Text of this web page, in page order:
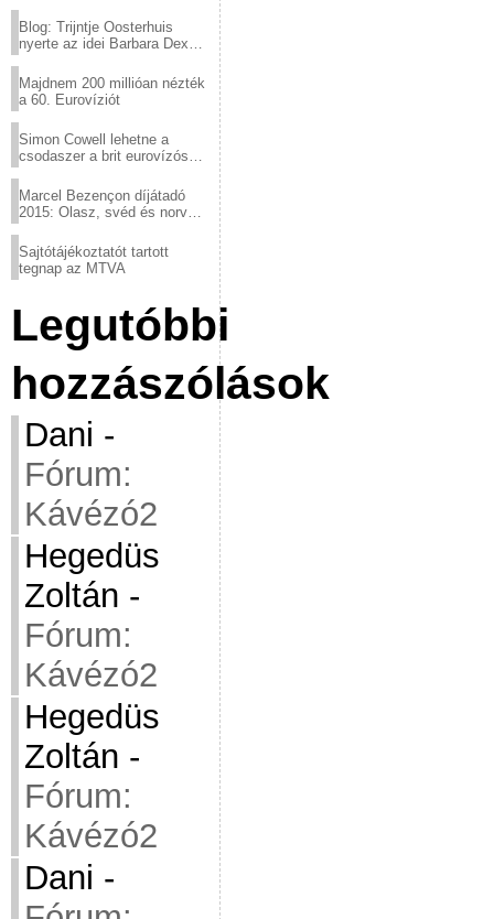
Blog: Trijntje Oosterhuis
nyerte az idei Barbara Dex
Majdnem 200 millióan nézték
a 60. Eurovíziót
Simon Cowell lehetne a
csodaszer a brit eurovízós
Marcel Bezençon díjátadó
2015: Olasz, svéd és norvég
Sajtótájékoztatót tartott
tegnap az MTVA
Legutóbbi
hozzászólások
Dani -
Fórum:
Kávézó2
Hegedüs
Zoltán -
Fórum:
Kávézó2
Hegedüs
Zoltán -
Fórum:
Kávézó2
Dani -